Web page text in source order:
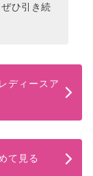
ひ引き続
ディースア
て見る